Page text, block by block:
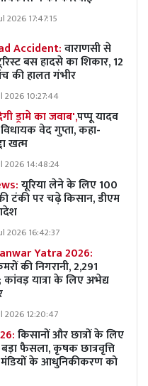
2026 17:47:15
Accident:वाराणसी से
बस हादसे का शिकार, 12
की हालत गंभीर
2026 10:27:44
ड्रामे का जवाब',पप्पू यादव
वेद गुप्ता, कहा-
खत्म
2026 14:48:24
यूरिया लेने के लिए 100
टंकी पर चढ़े किसान, डीएम
2026 16:42:37
Yatra 2026:
की निगरानी, 2,291
कांवड़ यात्रा के लिए अभेद्य
2026 12:20:47
किसानों और छात्रों के लिए
फैसला, कृषक छात्रवृत्ति
मंडियों के आधुनिकीकरण को